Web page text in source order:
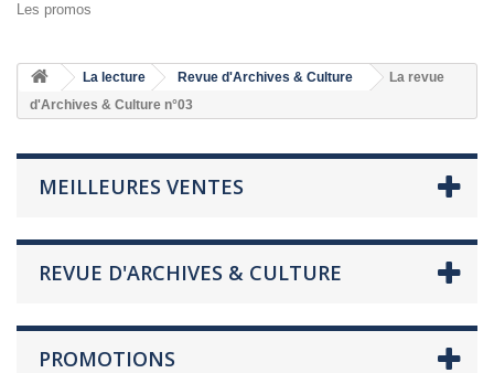
Les promos
La lecture Revue d'Archives & Culture
La revue
d'Archives & Culture n°03
MEILLEURES VENTES
REVUE D'ARCHIVES & CULTURE
PROMOTIONS